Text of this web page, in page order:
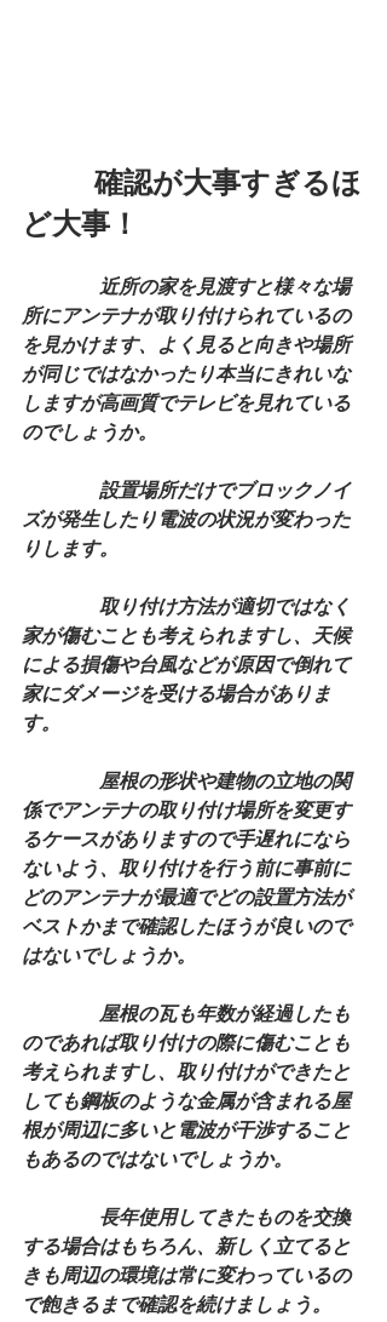
確認が大事すぎるほ
ど大事！
近所の家を見渡すと様々な場
所にアンテナが取り付けられているの
を見かけます、よく見ると向きや場所
が同じではなかったり本当にきれいな
しますが高画質でテレビを見れている
のでしょうか。
設置場所だけでブロックノイ
ズが発生したり電波の状況が変わった
りします。
取り付け方法が適切ではなく
家が傷むことも考えられますし、天候
による損傷や台風などが原因で倒れて
家にダメージを受ける場合がありま
す。
屋根の形状や建物の立地の関
係でアンテナの取り付け場所を変更す
るケースがありますので手遅れになら
ないよう、取り付けを行う前に事前に
どのアンテナが最適でどの設置方法が
ベストかまで確認したほうが良いので
はないでしょうか。
屋根の瓦も年数が経過したも
のであれば取り付けの際に傷むことも
考えられますし、取り付けができたと
しても鋼板のような金属が含まれる屋
根が周辺に多いと電波が干渉すること
もあるのではないでしょうか。
長年使用してきたものを交換
する場合はもちろん、新しく立てると
きも周辺の環境は常に変わっているの
で飽きるまで確認を続けましょう。